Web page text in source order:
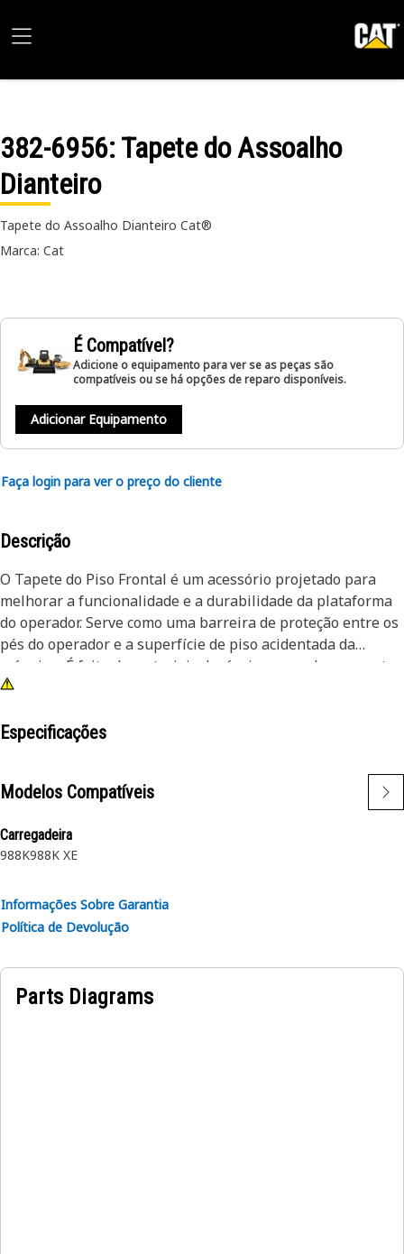
382-6956: Tapete do Assoalho
Dianteiro
Tapete do Assoalho Dianteiro Cat®
Marca: Cat
É Compatível?
Adicione o equipamento para ver se as peças são
compatíveis ou se há opções de reparo disponíveis.
Adicionar Equipamento
Faça login para ver o preço do cliente
Descrição
O Tapete do Piso Frontal é um acessório projetado para
melhorar a funcionalidade e a durabilidade da plataforma
do operador. Serve como uma barreira de proteção entre os
pés do operador e a superfície de piso acidentada da
máquina. É feito de materiais duráveis que podem suportar
condições exigentes e uso pesado associado às operações.
Atributos:
• Fornece isolamento contra vibrações
Aplicações:
Um Tapete de Piso Frontal é usado para proporcionar
Especificações
Modelos Compatíveis
Carregadeira
988K988K XE
Informações Sobre Garantia
Política de Devolução
Parts Diagrams